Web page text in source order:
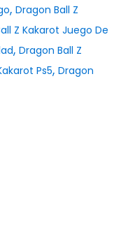
, Dragon Ball Z
Z Kakarot Juego De
, Dragon Ball Z
Ps5, Dragon